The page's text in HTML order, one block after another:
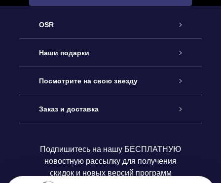
OSR
Обслуживание
Как с нами связаться
Блог
Отзывы
Наши подарки
Онлайн подарок Online Star Gift
Подарочный набор OSR
Подарочная карта OSR
Посмотрите на свою звезду
Звездный реестр
Персонализированная страница Star Page
Заказ и доставка
Платежная информация
Подпишитесь на нашу БЕСПЛАТНУЮ
новостную рассылку для получения
скидок и новых версий программ